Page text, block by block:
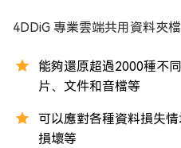
4DDiG 專業雲端共用資料夾
能夠還原超過2000種不
片、文件和音檔等
可以應對各種資料損失情
損壞等